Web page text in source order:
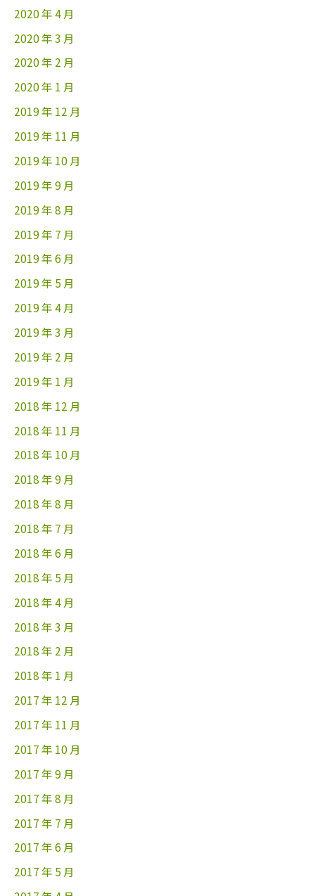
2020 年 4 月
2020 年 3 月
2020 年 2 月
2020 年 1 月
2019 年 12 月
2019 年 11 月
2019 年 10 月
2019 年 9 月
2019 年 8 月
2019 年 7 月
2019 年 6 月
2019 年 5 月
2019 年 4 月
2019 年 3 月
2019 年 2 月
2019 年 1 月
2018 年 12 月
2018 年 11 月
2018 年 10 月
2018 年 9 月
2018 年 8 月
2018 年 7 月
2018 年 6 月
2018 年 5 月
2018 年 4 月
2018 年 3 月
2018 年 2 月
2018 年 1 月
2017 年 12 月
2017 年 11 月
2017 年 10 月
2017 年 9 月
2017 年 8 月
2017 年 7 月
2017 年 6 月
2017 年 5 月